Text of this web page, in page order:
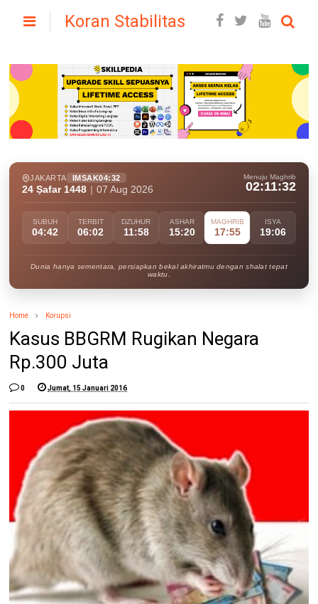
Koran Stabilitas
JAKARTA IMSAK04:32
24 Ṣafar 1448 07 Aug 2026
Menuju Maghrib
02:11:30
SUBUH
04:42
TERBIT
06:02
DZUHUR
11:58
ASHAR
15:20
MAGHRIB
17:55
ISYA
19:06
Dunia hanya sementara, persiapkan bekal akhiratmu dengan shalat tepat
waktu.
Home Korupsi
Kasus BBGRM Rugikan Negara
Rp.300 Juta
0 Jumat, 15 Januari 2016